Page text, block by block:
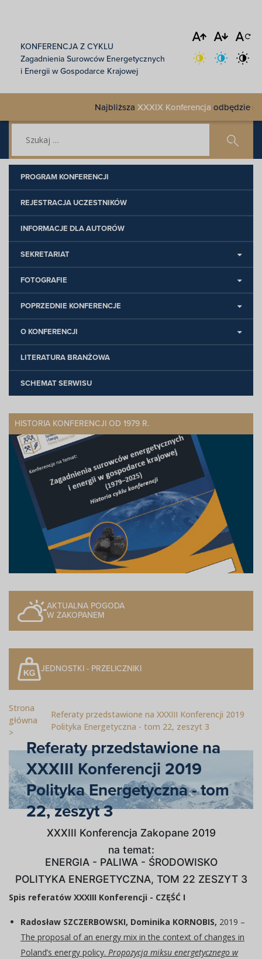
KONFERENCJA Z CYKLU
Zagadnienia Surowców Energetycznych
i Energii w Gospodarce Krajowej
NajbliższaXXXIX Konferencjaodbędzie się
PROGRAM KONFERENCJI
REJESTRACJA UCZESTNIKÓW
INFORMACJE DLA AUTORÓW
SEKRETARIAT
FOTOGRAFIE
POPRZEDNIE KONFERENCJE
O KONFERENCJI
LITERATURA BRANŻOWA
SCHEMAT SERWISU
HISTORIA KONFERENCJI OD 1979 R.
AKTUALNA POGODA
W ZAKOPANEM
JEDNOSTKI - PRZELICZNIKI
Strona
główna
Referaty przedstawione na XXXIII Konferencji 2019
Polityka Energetyczna - tom 22, zeszyt 3
Referaty przedstawione na
XXXIII Konferencji 2019
Polityka Energetyczna - tom
22, zeszyt 3
XXXIII Konferencja Zakopane 2019
na temat:
ENERGIA - PALIWA - ŚRODOWISKO
POLITYKA ENERGETYCZNA, TOM 22 ZESZYT 3
Spis referatów XXXIII Konferencji - CZĘŚĆ I
Radosław SZCZERBOWSKI, Dominika KORNOBIS, 2019 –
The proposal of an energy mix in the context of changes in
Poland’s energy policy. Propozycja miksu energetycznego w